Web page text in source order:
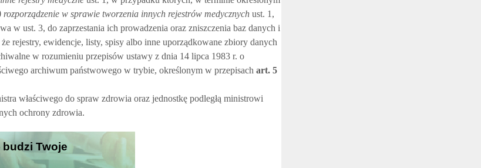
rozporządzenie w sprawie tworzenia innych rejestrów medycznych ust. 1,
w ust. 3, do zaprzestania ich prowadzenia oraz zniszczenia baz danych i
rejestry, ewidencje, listy, spisy albo inne uporządkowane zbiory danych
w rozumieniu przepisów ustawy z dnia 14 lipca 1983 r. o
archiwum państwowego w trybie, określonym w przepisach art. 5
właściwego do spraw zdrowia oraz jednostkę podległą ministrowi
ochrony zdrowia.
Twoje